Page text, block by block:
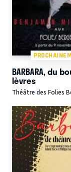
BARBARA, du
lèvres
Théâtre des Folies